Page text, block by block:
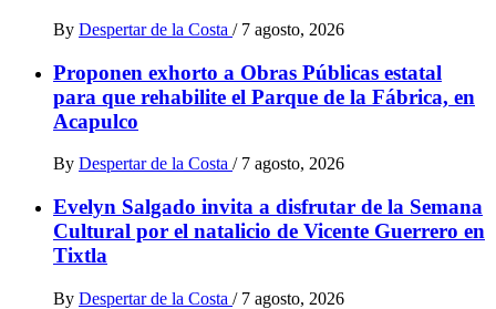
By Despertar de la Costa / 7 agosto, 2026
Proponen exhorto a Obras Públicas estatal
para que rehabilite el Parque de la Fábrica, en
Acapulco
By Despertar de la Costa / 7 agosto, 2026
Evelyn Salgado invita a disfrutar de la Semana
Cultural por el natalicio de Vicente Guerrero en
Tixtla
By Despertar de la Costa / 7 agosto, 2026